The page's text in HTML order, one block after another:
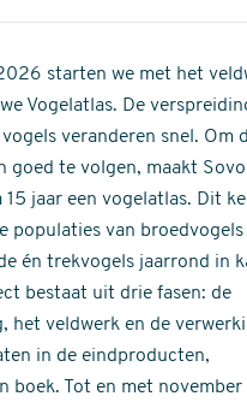
stars
of
stars
starten we met het
Vogelatlas. De
veranderen snel. Om
goed te volgen, maakt
15 jaar een vogelatlas. Dit
populaties van broedvogels
én trekvogels jaarrond in
bestaat uit drie fasen: de
het veldwerk en de
in de eindproducten,
boek. Tot en met november